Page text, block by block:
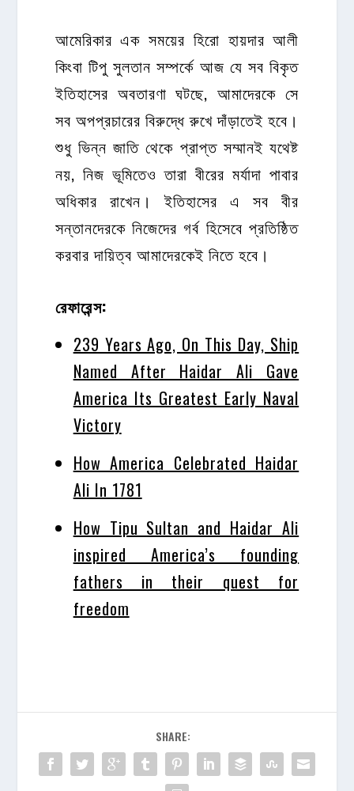
আমেরিকার এক সময়ের হিরো হায়দার আলী
কিংবা টিপু সুলতান সম্পর্কে আজ যে সব বিকৃত
ইতিহাসের অবতারণা ঘটছে, আমাদেরকে সে
সব অপপ্রচারের বিরুদ্ধে রুখে দাঁড়াতেই হবে।
শুধু ভিন্ন জাতি থেকে প্রাপ্ত সম্মানই যথেষ্ট
নয়, নিজ ভূমিতেও তারা বীরের মর্যাদা পাবার
অধিকার রাখেন। ইতিহাসের এ সব বীর
সন্তানদেরকে নিজেদের গর্ব হিসেবে প্রতিষ্ঠিত
করবার দায়িত্ব আমাদেরকেই নিতে হবে।
রেফারেন্স:
239 Years Ago, On This Day, Ship
Named After Haidar Ali Gave
America Its Greatest Early Naval
Victory
How America Celebrated Haidar
Ali In 1781
How Tipu Sultan and Haidar Ali
inspired America’s founding
fathers in their quest for
freedom
SHARE: